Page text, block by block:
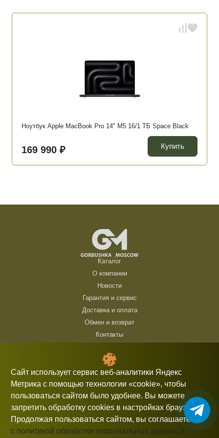
Ноутбук Apple MacBook Pro 14" M5 16/1 ТБ Space Black
169 990 ₽ Купить
Каталог
О компании
Новости
Гарантия и сервис
Доставка и оплата
Обмен и возврат
Контакты
10:00 — 21:00 без выходных
gorbushka-moscow@yandex.ru
Сайт использует сервис веб-аналитики Яндекс
Метрика с помощью технологии «cookie», чтобы
пользоваться сайтом было удобнее. Вы можете
запретить обработку cookies в настройках браузера.
Продолжая пользоваться сайтом, вы соглашаетесь
с политикой обработки персональных данных и